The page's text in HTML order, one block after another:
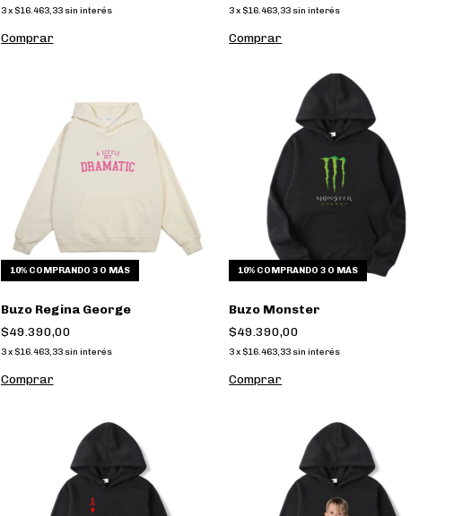
3 x $16.463,33 sin interés
Comprar
3x $16.463,33 sin interés
Comprar
10% COMPRANDO 3 O MÁS
Buzo Regina George
$49.390,00
3 x $16.463,33 sin interés
Comprar
10% COMPRANDO 3 O MÁS
Buzo Monster
$49.390,00
3x $16.463,33 sin interés
Comprar